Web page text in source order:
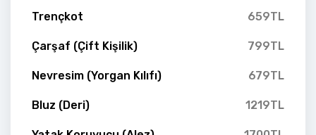
Trençkot 659TL
Çarşaf (Çift Kişilik) 799TL
Nevresim (Yorgan Kılıfı) 679TL
Bluz (Deri) 1219TL